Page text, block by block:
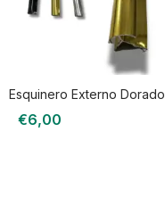
Esquinero Externo Dorado
€6,00